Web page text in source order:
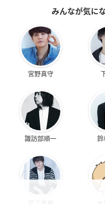
みんなが気に
宮野真守
諏訪部順一